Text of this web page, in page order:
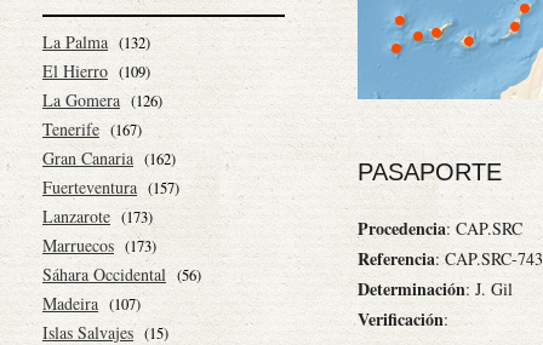
La Palma (132)
El Hierro (109)
La Gomera (126)
Tenerife (167)
Gran Canaria (162)
Fuerteventura (157)
Lanzarote (173)
Marruecos (173)
Sáhara Occidental (56)
Madeira (107)
Islas Salvajes (15)
PASAPORTE
Procedencia: CAP.SRC
Referencia: CAP.SRC-743
Determinación: J. Gil
Verificación: